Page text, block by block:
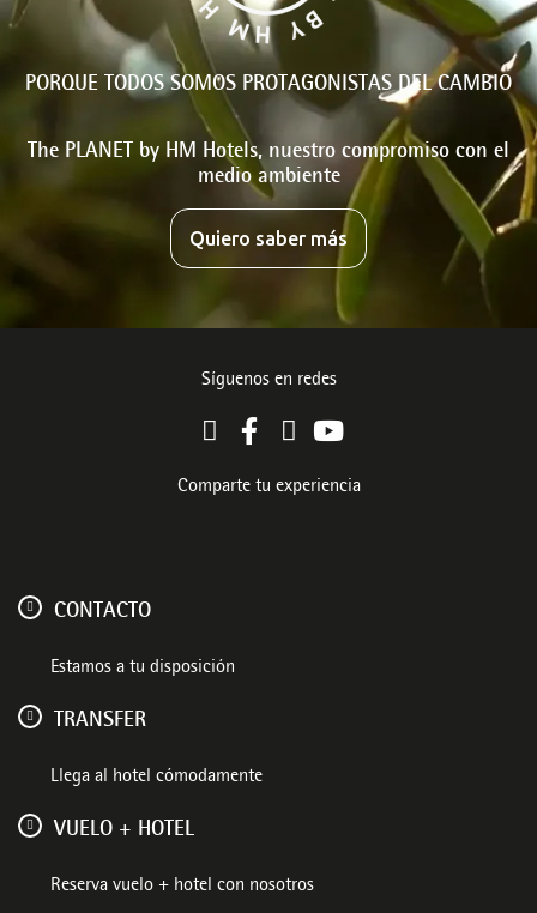
PORQUE TODOS SOMOS PROTAGONISTAS DEL CAMBIO
The PLANET by HM Hotels, nuestro compromiso con el
medio ambiente
Quiero saber más
Síguenos en redes
Comparte tu experiencia
CONTACTO
Estamos a tu disposición
TRANSFER
Llega al hotel cómodamente
VUELO + HOTEL
Reserva vuelo + hotel con nosotros